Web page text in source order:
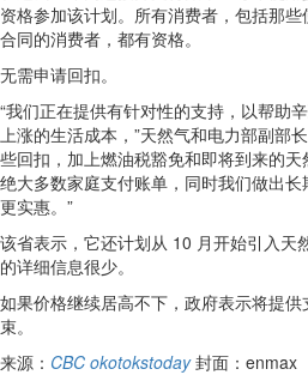
资格参加该计划。所有消费者，包括那
合同的消费者，都有资格。
无需申请回扣。
“我们正在提供有针对性的支持，以帮助
上涨的生活成本，”天然气和电力部副部
些回扣，加上燃油税豁免和即将到来的
绝大多数家庭支付账单，同时我们做出
更实惠。”
该省表示，它还计划从 10 月开始引入天
的详细信息很少。
如果价格继续居高不下，政府表示将提
束。
来源： CBC okotokstoday封面：enmax